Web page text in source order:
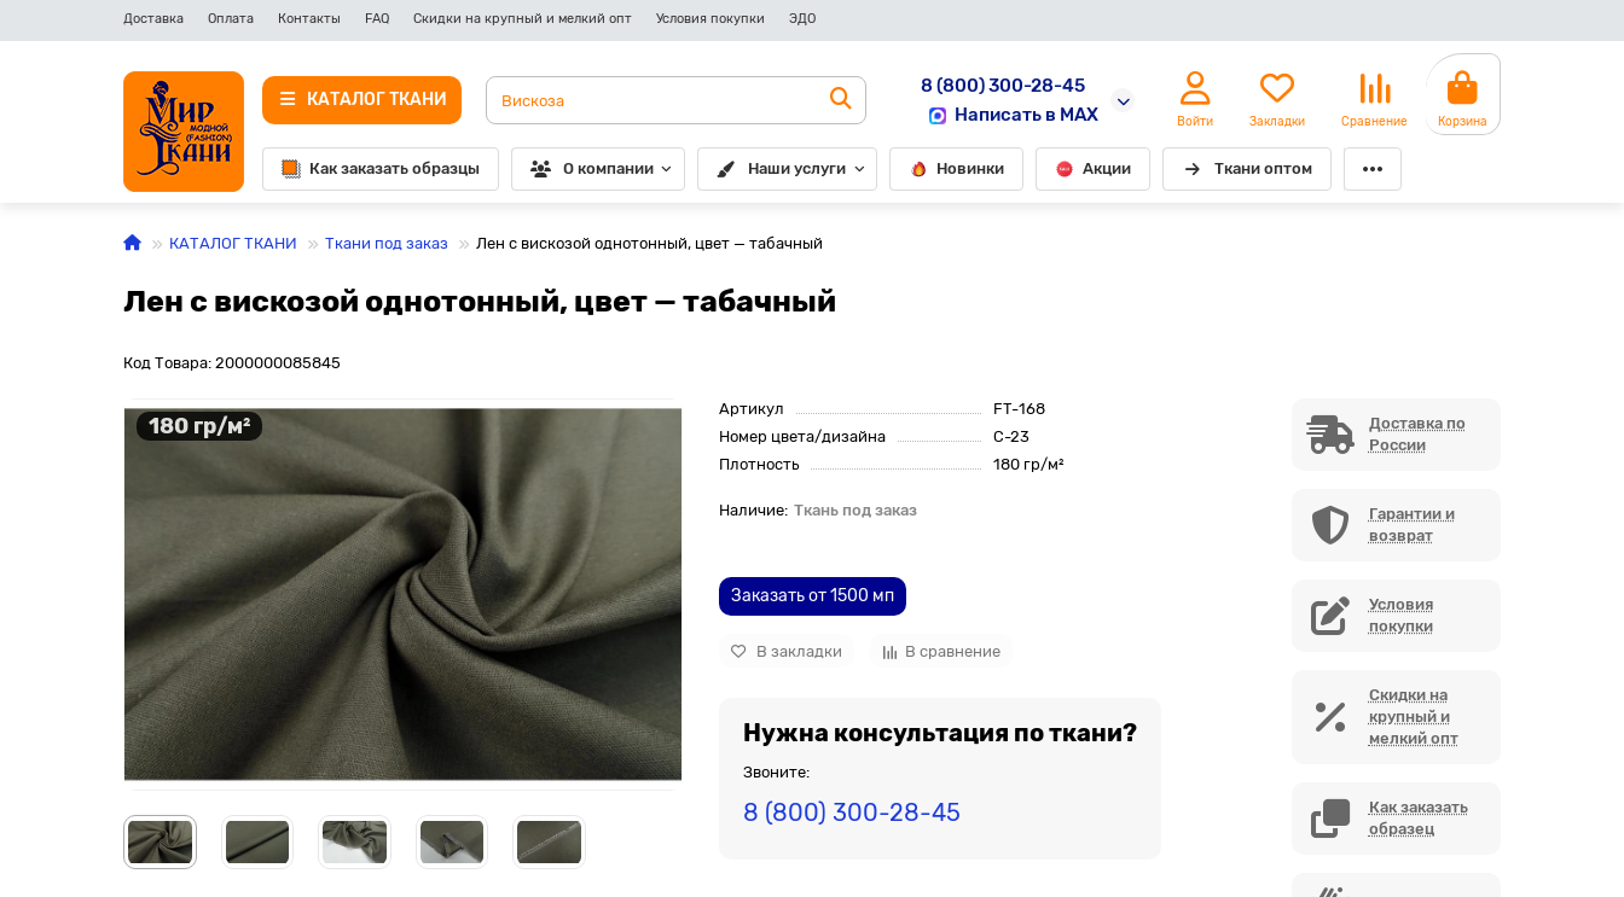
Доставка Оплата Контакты FAQ Скидки на крупный и мелкий опт Условия покупки ЭДО
КАТАЛОГ ТКАНИ
8 (800) 300-28-45
Написать в MAX
Войти Закладки Сравнение Корзина
Как заказать образцы О компании Наши услуги Новинки Акции Ткани оптом
КАТАЛОГ ТКАНИ Ткани под заказ Лен с вискозой однотонный, цвет — табачный
Лен с вискозой однотонный, цвет — табачный
Код Товара: 2000000085845
180 гр/м²
Артикул
FT-168
Номер цвета/дизайна
С-23
Плотность
180 гр/м²
Ткань под заказ
Заказать от 1500 мп
В закладки В сравнение
Нужна консультация по ткани?
Звоните:
8 (800) 300-28-45
Доставка по
России
Гарантии и
возврат
Условия
покупки
Скидки на
крупный и
мелкий опт
Как заказать
образец